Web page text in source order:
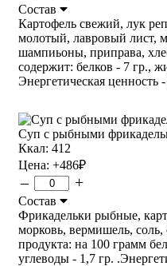
Состав
Картофель свежий, лук
молотый, лавровый лист,
шампиьоны, приправа,
содержит: белков - 7 гр.,
Энергетическая ценность
Суп с рыбными
Ккал: 412
Цена: +486₽
– +
Состав
Фрикадельки рыбные,
морковь, вермишель,
продукта: на 100 грамм
углеводы - 1,7 гр.